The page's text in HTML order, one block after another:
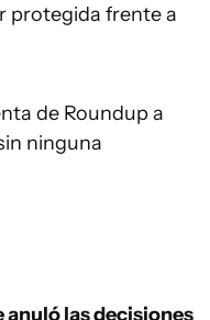
protegida frente a
de Roundup a
ninguna
las decisiones